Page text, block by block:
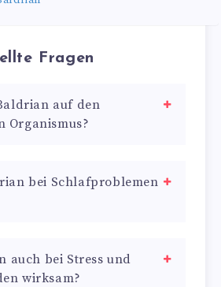
Fragen
auf den
Organismus?
bei Schlafproblemen
auch bei Stress und
wirksam?